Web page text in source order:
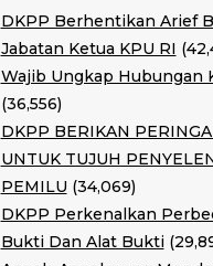
DKPP Berhentikan Arief
Jabatan Ketua KPU RI
Wajib Ungkap Hubungan
(36,556)
DKPP BERIKAN
UNTUK TUJUH
PEMILU (34,069)
DKPP Perkenalkan
Bukti Dan Alat Bukti